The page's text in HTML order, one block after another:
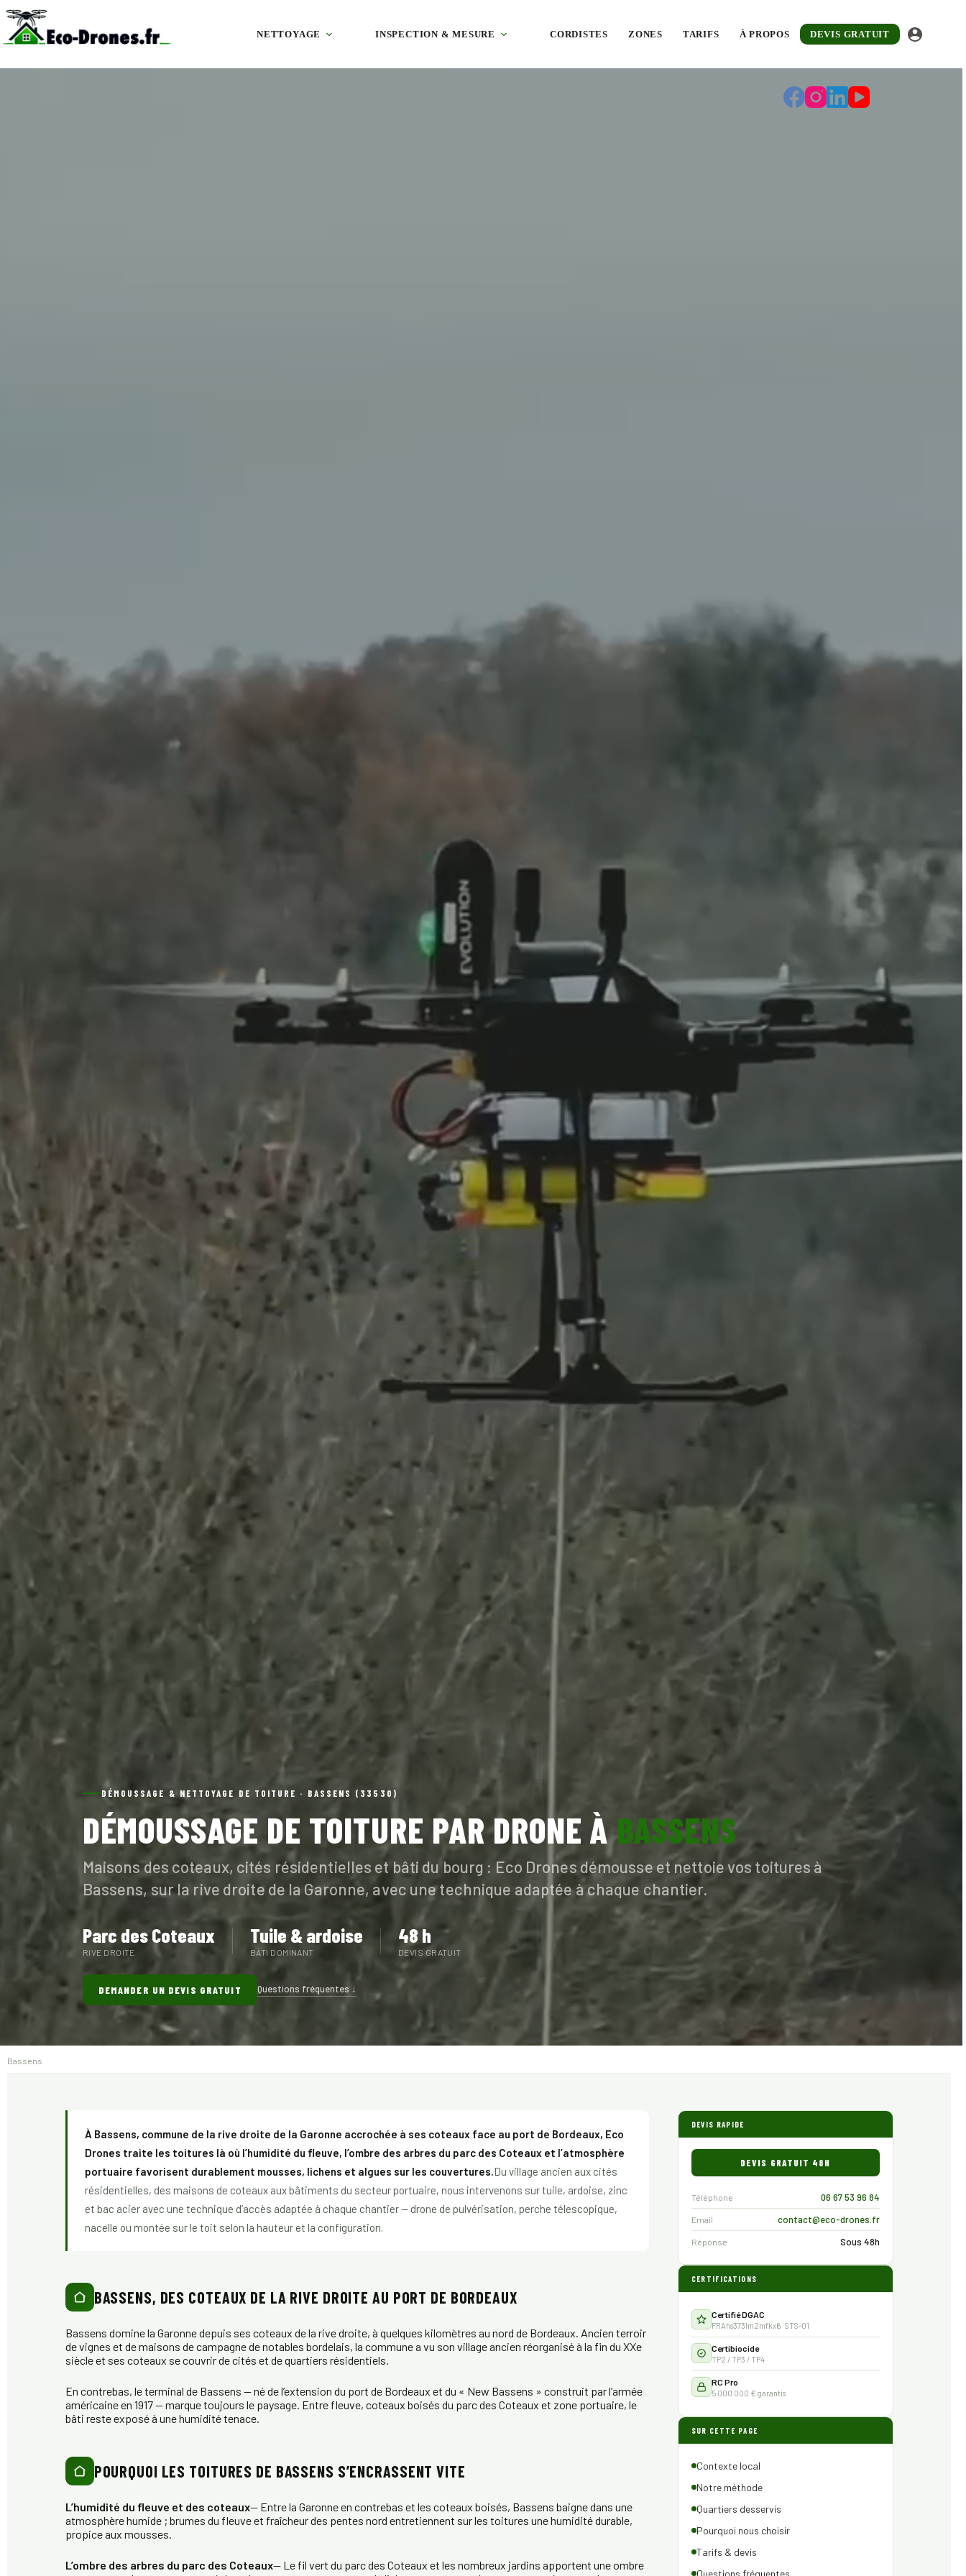
NETTOYAGE INSPECTION & MESURE CORDISTES ZONES TARIFS À PROPOS DEVIS GRATUIT
DÉMOUSSAGE & NETTOYAGE DE TOITURE · BASSENS (33530)
DÉMOUSSAGE DE TOITURE PAR DRONE ÀBASSENS
Maisons des coteaux, cités résidentielles et bâti du bourg : Eco Drones démousse et nettoie vos toitures à
Bassens, sur la rive droite de la Garonne, avec une technique adaptée à chaque chantier.
Parc des Coteaux
RIVE DROITE
Tuile & ardoise
BÂTI DOMINANT
48 h
DEVIS GRATUIT
DEMANDER UN DEVIS GRATUIT Questions fréquentes ↓
Bassens
À Bassens, commune de la rive droite de la Garonne accrochée à ses coteaux face au port de Bordeaux, Eco
Drones traite les toitures là où l’humidité du fleuve, l’ombre des arbres du parc des Coteaux et l’atmosphère
portuaire favorisent durablement mousses, lichens et algues sur les couvertures. Du village ancien aux cités
résidentielles, des maisons de coteaux aux bâtiments du secteur portuaire, nous intervenons sur tuile, ardoise, zinc
et bac acier avec une technique d’accès adaptée à chaque chantier — drone de pulvérisation, perche télescopique,
nacelle ou montée sur le toit selon la hauteur et la configuration.
BASSENS, DES COTEAUX DE LA RIVE DROITE AU PORT DE BORDEAUX
Bassens domine la Garonne depuis ses coteaux de la rive droite, à quelques kilomètres au nord de Bordeaux. Ancien terroir
de vignes et de maisons de campagne de notables bordelais, la commune a vu son village ancien réorganisé à la fin du XXe
siècle et ses coteaux se couvrir de cités et de quartiers résidentiels.
En contrebas, le terminal de Bassens — né de l’extension du port de Bordeaux et du « New Bassens » construit par l’armée
américaine en 1917 — marque toujours le paysage. Entre fleuve, coteaux boisés du parc des Coteaux et zone portuaire, le
bâti reste exposé à une humidité tenace.
POURQUOI LES TOITURES DE BASSENS S’ENCRASSENT VITE
L’humidité du fleuve et des coteaux— Entre la Garonne en contrebas et les coteaux boisés, Bassens baigne dans une
atmosphère humide ; brumes du fleuve et fraîcheur des pentes nord entretiennent sur les toitures une humidité durable,
propice aux mousses.
L’ombre des arbres du parc des Coteaux— Le fil vert du parc des Coteaux et les nombreux jardins apportent une ombre
DEVIS RAPIDE
DEVIS GRATUIT 48H
Téléphone 06 67 53 96 84
Email contact@eco-drones.fr
Réponse Sous 48h
CERTIFICATIONS
Certifié DGAC
FRAhs373lm2mfkx6 · STS-01
Certibiocide
TP2 / TP3 / TP4
RC Pro
5 000 000 € garantis
SUR CETTE PAGE
Contexte local
Notre méthode
Quartiers desservis
Pourquoi nous choisir
Tarifs & devis
Questions fréquentes